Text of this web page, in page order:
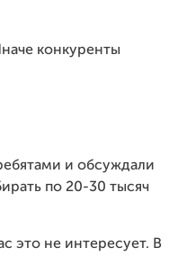
конкуренты
и обсуждали
по 20-30 тысяч
это не интересует. В